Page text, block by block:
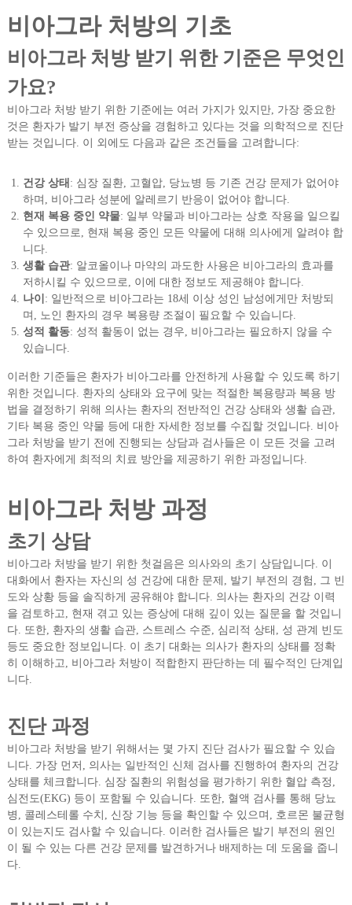
비아그라 처방의 기초
비아그라 처방 받기 위한 기준은 무엇인
가요?
비아그라 처방 받기 위한 기준에는 여러 가지가 있지만, 가장 중요한
것은 환자가 발기 부전 증상을 경험하고 있다는 것을 의학적으로 진단
받는 것입니다. 이 외에도 다음과 같은 조건들을 고려합니다:
건강 상태 : 심장 질환, 고혈압, 당뇨병 등 기존 건강 문제가 없어야
하며, 비아그라 성분에 알레르기 반응이 없어야 합니다.
현재 복용 중인 약물: 일부 약물과 비아그라는 상호 작용을 일으킬
수 있으므로, 현재 복용 중인 모든 약물에 대해 의사에게 알려야 합
니다.
생활 습관: 알코올이나 마약의 과도한 사용은 비아그라의 효과를
저하시킬 수 있으므로, 이에 대한 정보도 제공해야 합니다.
나이 : 일반적으로 비아그라는 18세 이상 성인 남성에게만 처방되
며, 노인 환자의 경우 복용량 조절이 필요할 수 있습니다.
성적 활동: 성적 활동이 없는 경우, 비아그라는 필요하지 않을 수
있습니다.
이러한 기준들은 환자가 비아그라를 안전하게 사용할 수 있도록 하기
위한 것입니다. 환자의 상태와 요구에 맞는 적절한 복용량과 복용 방
법을 결정하기 위해 의사는 환자의 전반적인 건강 상태와 생활 습관,
기타 복용 중인 약물 등에 대한 자세한 정보를 수집할 것입니다. 비아
그라 처방을 받기 전에 진행되는 상담과 검사들은 이 모든 것을 고려
하여 환자에게 최적의 치료 방안을 제공하기 위한 과정입니다.
비아그라 처방 과정
초기 상담
비아그라 처방을 받기 위한 첫걸음은 의사와의 초기 상담입니다. 이
대화에서 환자는 자신의 성 건강에 대한 문제, 발기 부전의 경험, 그 빈
도와 상황 등을 솔직하게 공유해야 합니다. 의사는 환자의 건강 이력
을 검토하고, 현재 겪고 있는 증상에 대해 깊이 있는 질문을 할 것입니
다. 또한, 환자의 생활 습관, 스트레스 수준, 심리적 상태, 성 관계 빈도
등도 중요한 정보입니다. 이 초기 대화는 의사가 환자의 상태를 정확
히 이해하고, 비아그라 처방이 적합한지 판단하는 데 필수적인 단계입
니다.
진단 과정
비아그라 처방을 받기 위해서는 몇 가지 진단 검사가 필요할 수 있습
니다. 가장 먼저, 의사는 일반적인 신체 검사를 진행하여 환자의 건강
상태를 체크합니다. 심장 질환의 위험성을 평가하기 위한 혈압 측정,
심전도(EKG) 등이 포함될 수 있습니다. 또한, 혈액 검사를 통해 당뇨
병, 콜레스테롤 수치, 신장 기능 등을 확인할 수 있으며, 호르몬 불균형
이 있는지도 검사할 수 있습니다. 이러한 검사들은 발기 부전의 원인
이 될 수 있는 다른 건강 문제를 발견하거나 배제하는 데 도움을 줍니
다.